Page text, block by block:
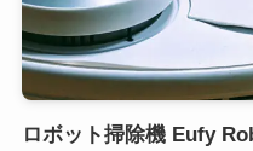
ロボット掃除機 Eufy